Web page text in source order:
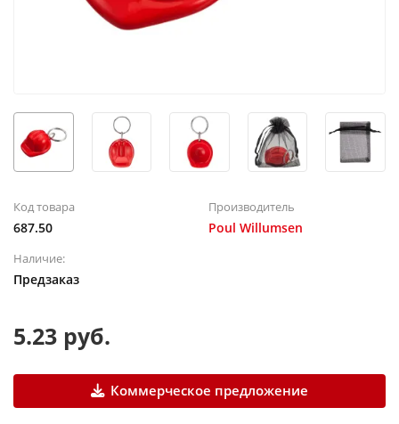
Код товара
687.50
Производитель
Poul Willumsen
Наличие:
Предзаказ
5.23 руб.
Коммерческое предложение